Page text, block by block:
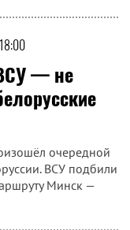
— не
очередной
ВСУ подбили
Минск —